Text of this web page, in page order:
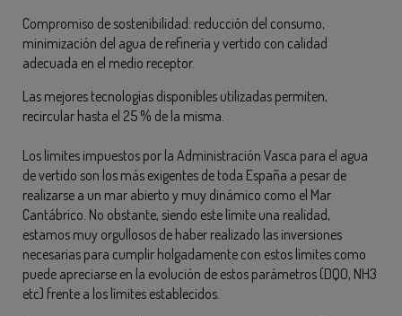
Compromiso de sostenibilidad: reducción del consumo,
minimización del agua de refinería y vertido con calidad
adecuada en el medio receptor.
Las mejores tecnologías disponibles utilizadas permiten,
recircular hasta el 25 % de la misma.
Los límites impuestos por la Administración Vasca para el agua
de vertido son los más exigentes de toda España a pesar de
realizarse a un mar abierto y muy dinámico como el Mar
Cantábrico. No obstante, siendo este límite una realidad,
estamos muy orgullosos de haber realizado las inversiones
necesarias para cumplir holgadamente con estos límites como
puede apreciarse en la evolución de estos parámetros (DQO, NH3
etc) frente a los límites establecidos.